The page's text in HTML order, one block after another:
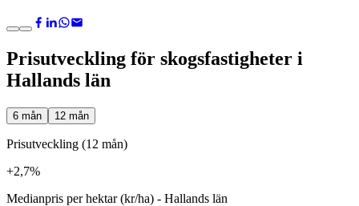
Prisutveckling för skogsfastigheter i
Hallands län
6 mån 12 mån
Prisutveckling (12 mån)
+2,7%
Medianpris per hektar (kr/ha) - Hallands län